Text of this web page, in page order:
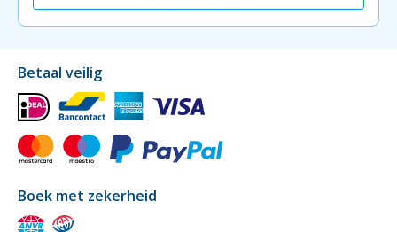
Betaal veilig
Boek met zekerheid